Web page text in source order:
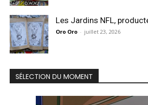
Les Jardins NFL,
Oro Oro - juillet 23, 2026
SÉLECTION DU MOMENT